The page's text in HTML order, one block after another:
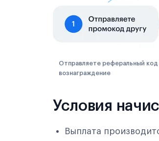
Отправляете реферальный код
вознаграждение
Условия
Выплата